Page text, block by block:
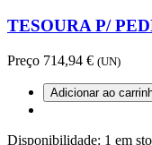
TESOURA P/
Preço 714,94 € (UN)
Adicionar ao
Disponibilidade: 1 em